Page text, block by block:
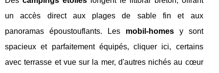
un accès direct aux plages de sable fin et aux
panoramas époustouflants. Les mobil-homesy sont
spacieux et parfaitement équipés, cliquer ici, certains
avec terrasse et vue sur la mer, d'autres nichés au cœur